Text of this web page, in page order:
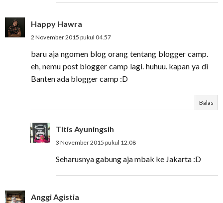
Happy Hawra
2 November 2015 pukul 04.57
baru aja ngomen blog orang tentang blogger camp.
eh, nemu post blogger camp lagi. huhuu. kapan ya di
Banten ada blogger camp :D
Balas
Titis Ayuningsih
3 November 2015 pukul 12.08
Seharusnya gabung aja mbak ke Jakarta :D
Anggi Agistia